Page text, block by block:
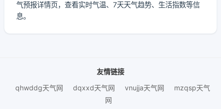
气预报详情页，查看实时气温、7天天气趋势、生活指数等信
息。
友情链接
qhwddg天气网
dqxxd天气网 vnujja天气网
mzqsp天气
网